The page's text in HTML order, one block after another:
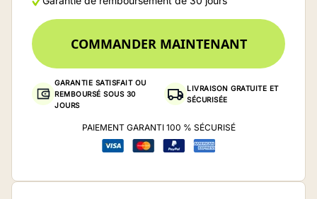
COMMANDER MAINTENANT
GARANTIE SATISFAIT OU
REMBOURSÉ SOUS 30
JOURS
LIVRAISON GRATUITE ET
SÉCURISÉE
PAIEMENT GARANTI 100 % SÉCURISÉ